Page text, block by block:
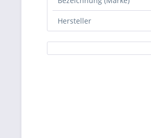
Hersteller